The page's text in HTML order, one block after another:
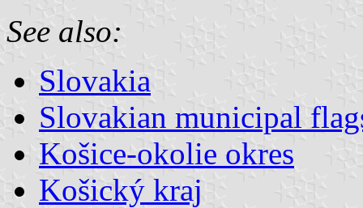
See also:
Slovakia
Slovakian municipal
Košice-okolie okres
Košický kraj